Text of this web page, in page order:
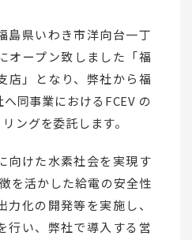
島県いわき市洋向台一丁
オープン致しました「福
店」となり、弊社から福
同事業におけるFCEV の
ングを委託します。
向けた水素社会を実現す
を活かした給電の安全性
力化の開発等を実施し、
行い、弊社で導入する営